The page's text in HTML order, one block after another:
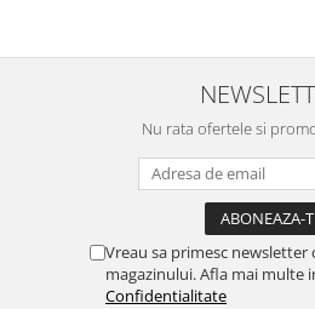
Nu rata ofertele si
Vreau sa primesc
magazinului. Afla mai multe
Confidentialitate